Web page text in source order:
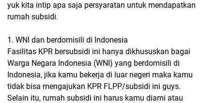
yuk kita intip apa saja persyaratan untuk mendapatkan
rumah subsidi.
1. WNI dan berdomisili di Indonesia
Fasilitas KPR bersubsidi ini hanya dikhususkan bagai
Warga Negara Indonesia (WNI) yang berdomisili di
Indonesia, jika kamu bekerja di luar negeri maka kamu
tidak bisa mengajukan KPR FLPP/subsidi ini guys.
Selain itu, rumah subsidi ini harus kamu diami atau